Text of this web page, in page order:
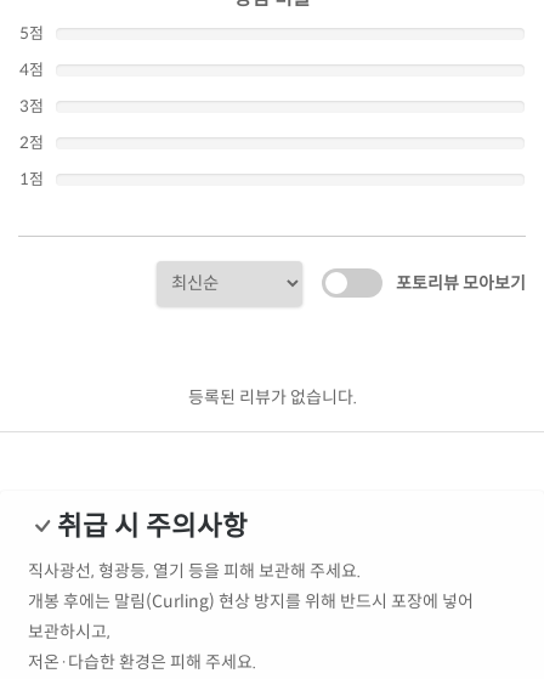
5점
4점
3점
2점
1점
포토리뷰 모아보기
등록된 리뷰가 없습니다.
취급 시 주의사항
직사광선, 형광등, 열기 등을 피해 보관해 주세요.
개봉 후에는 말림(Curling) 현상 방지를 위해 반드시 포장에 넣어
보관하시고,
저온·다습한 환경은 피해 주세요.